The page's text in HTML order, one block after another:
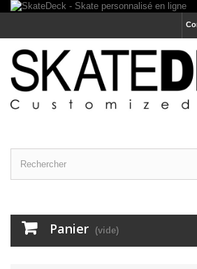
Panier (vide)